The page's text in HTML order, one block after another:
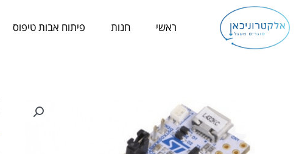
לתוכן
ראשי חנות פיתוח אבות טיפוס